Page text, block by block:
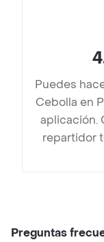
4
Puedes
Cebolla en
aplicación.
repartidor
Preguntas